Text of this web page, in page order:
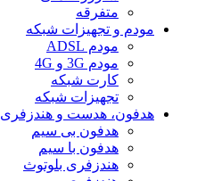
متفرقه
مودم و تجهیزات شبکه
مودم ADSL
مودم 3G و 4G
کارت شبکه
تجهیزات شبکه
هدفون، هدست و هندزفری
هدفون بی سیم
هدفون با سیم
هندزفری بلوتوث